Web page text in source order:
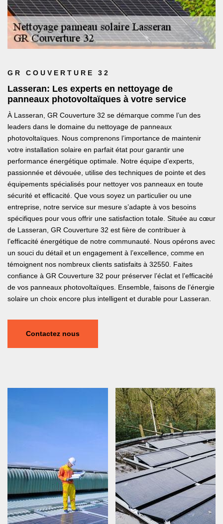
GR COUVERTURE 32
Lasseran: Les experts en nettoyage de
panneaux photovoltaïques à votre service
À Lasseran, GR Couverture 32 se démarque comme l’un des
leaders dans le domaine du nettoyage de panneaux
photovoltaïques. Nous comprenons l’importance de maintenir
votre installation solaire en parfait état pour garantir une
performance énergétique optimale. Notre équipe d’experts,
passionnée et dévouée, utilise des techniques de pointe et des
équipements spécialisés pour nettoyer vos panneaux en toute
sécurité et efficacité. Que vous soyez un particulier ou une
entreprise, notre service sur mesure s’adapte à vos besoins
spécifiques pour vous offrir une satisfaction totale. Située au cœur
de Lasseran, GR Couverture 32 est fière de contribuer à
l’efficacité énergétique de notre communauté. Nous opérons avec
un souci du détail et un engagement à l’excellence, comme en
témoignent nos nombreux clients satisfaits à 32550. Faites
confiance à GR Couverture 32 pour préserver l’éclat et l’efficacité
de vos panneaux photovoltaïques. Ensemble, faisons de l’énergie
solaire un choix encore plus intelligent et durable pour Lasseran.
Contactez nous